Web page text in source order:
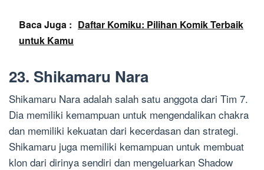
Baca Juga : Daftar Komiku: Pilihan Komik Terbaik
untuk Kamu
23. Shikamaru Nara
Shikamaru Nara adalah salah satu anggota dari Tim 7.
Dia memiliki kemampuan untuk mengendalikan chakra
dan memiliki kekuatan dari kecerdasan dan strategi.
Shikamaru juga memiliki kemampuan untuk membuat
klon dari dirinya sendiri dan mengeluarkan Shadow